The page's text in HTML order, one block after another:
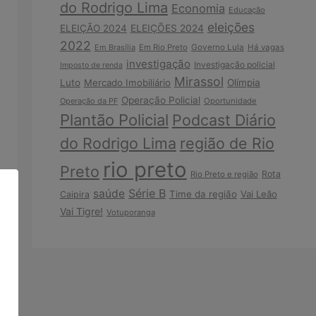
do Rodrigo Lima Economia Educação
ELEIÇÃO 2024 ELEIÇÕES 2024 eleições
2022 Em Brasília Em Rio Preto Governo Lula Há vagas
Imposto de renda investigação Investigação policial
Luto Mercado Imobiliário Mirassol Olímpia
Operação da PF Operação Policial Oportunidade
Plantão Policial Podcast Diário
do Rodrigo Lima região de Rio
Preto rio preto Rio Preto e região Rota
Caipira saúde Série B Time da região Vai Leão
Vai Tigre! Votuporanga